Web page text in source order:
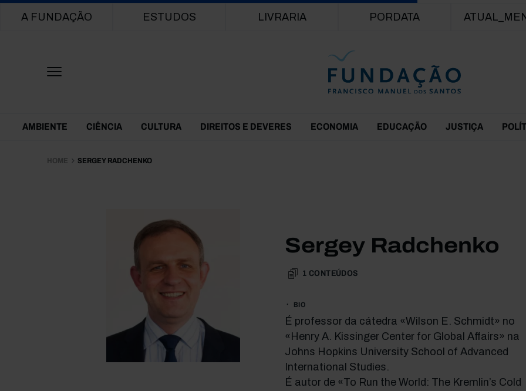
Main navigation
A FUNDAÇÃO ESTUDOS LIVRARIA PORDATA
Themes Menu
AMBIENTE CIÊNCIA CULTURA DIREITOS E DEVERES ECONOMIA EDUCAÇÃO JUSTIÇA
HOME SERGEY RADCHENKO
Sergey Radchenko
1 CONTEÚDOS
BIO
É professor da cátedra «Wilson E. Schmidt» no
«Henry A. Kissinger Center for Global Affairs» na
Johns Hopkins University School of Advanced
International Studies.
É autor de «To Run the World: The Kremlin’s Cold